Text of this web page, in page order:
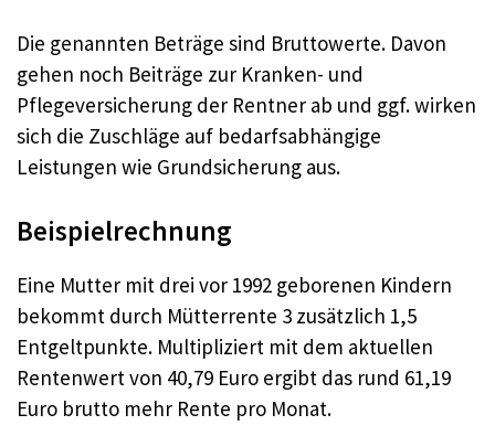
Die genannten Beträge sind Bruttowerte. Davon
gehen noch Beiträge zur Kranken- und
Pflegeversicherung der Rentner ab und ggf. wirken
sich die Zuschläge auf bedarfsabhängige
Leistungen wie Grundsicherung aus.
Beispielrechnung
Eine Mutter mit drei vor 1992 geborenen Kindern
bekommt durch Mütterrente 3 zusätzlich 1,5
Entgeltpunkte. Multipliziert mit dem aktuellen
Rentenwert von 40,79 Euro ergibt das rund 61,19
Euro brutto mehr Rente pro Monat.